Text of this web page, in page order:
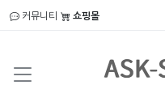
커뮤니티 쇼핑몰